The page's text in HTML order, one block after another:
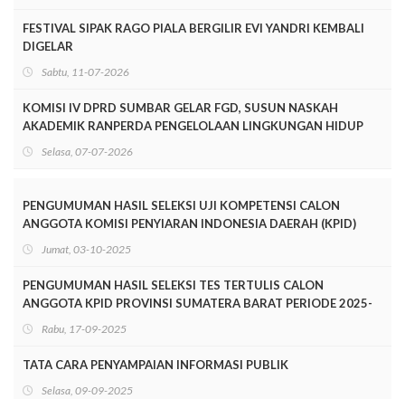
FESTIVAL SIPAK RAGO PIALA BERGILIR EVI YANDRI KEMBALI
DIGELAR
Sabtu, 11-07-2026
KOMISI IV DPRD SUMBAR GELAR FGD, SUSUN NASKAH
AKADEMIK RANPERDA PENGELOLAAN LINGKUNGAN HIDUP
Selasa, 07-07-2026
PENGUMUMAN HASIL SELEKSI UJI KOMPETENSI CALON
ANGGOTA KOMISI PENYIARAN INDONESIA DAERAH (KPID)
PROVINSI SUMATERA BARAT PERIODE 2025-2028
Jumat, 03-10-2025
PENGUMUMAN HASIL SELEKSI TES TERTULIS CALON
ANGGOTA KPID PROVINSI SUMATERA BARAT PERIODE 2025-
2028
Rabu, 17-09-2025
TATA CARA PENYAMPAIAN INFORMASI PUBLIK
Selasa, 09-09-2025